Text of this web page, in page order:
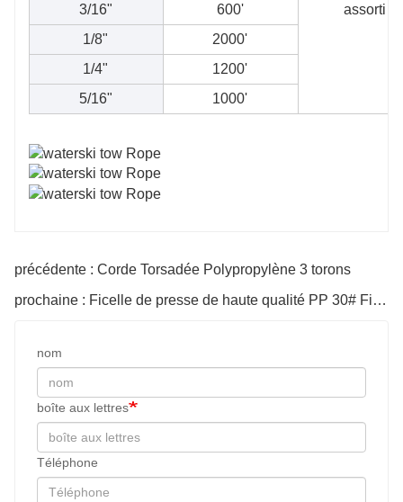
3/16"
600'
assorti
1/8"
2000'
1/4"
1200'
5/16"
1000'
précédente : Corde Torsadée Polypropylène 3 torons
prochaine : Ficelle de presse de haute qualité PP 30# Ficelle
nom
boîte aux lettres
Téléphone